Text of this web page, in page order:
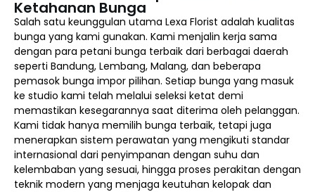
Ketahanan Bunga
Salah satu keunggulan utama Lexa Florist adalah kualitas
bunga yang kami gunakan. Kami menjalin kerja sama
dengan para petani bunga terbaik dari berbagai daerah
seperti Bandung, Lembang, Malang, dan beberapa
pemasok bunga impor pilihan. Setiap bunga yang masuk
ke studio kami telah melalui seleksi ketat demi
memastikan kesegarannya saat diterima oleh pelanggan.
Kami tidak hanya memilih bunga terbaik, tetapi juga
menerapkan sistem perawatan yang mengikuti standar
internasional dari penyimpanan dengan suhu dan
kelembaban yang sesuai, hingga proses perakitan dengan
teknik modern yang menjaga keutuhan kelopak dan